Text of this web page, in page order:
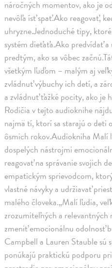
náročných momentov, ako je
nevôľa ísť spať.Ako reagovať,
uhryzne.Jednoduché tipy,
systém dieťaťa.Ako predvídať
predtým, ako sa vôbec
všetkým ľuďom – malým aj
zvládnuť výbuchy ich detí, a
a zvládnuť ťažké pocity, ako je
Rodičia v tejto audioknihe
najmä tí, ktorí sa starajú o deti
ôsmich rokov.Audiokniha Malí
dospelých nástrojmi
reagovať na správanie svojich
empatickým sprievodcom,
vlastné návyky a udržiavať
malého človeka.„Malí ľudia,
zrozumiteľných a
zmeniť emocionálnu odolnosť
Campbell a Lauren Stauble sú
ponúkajú praktickú podporu